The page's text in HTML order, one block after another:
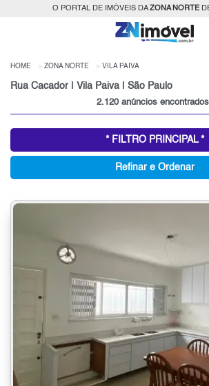
O PORTAL DE IMÓVEIS DAZONA NORTE
HOME ZONA NORTE VILA PAIVA
Rua Cacador | Vila Paiva | São Paulo
2.120 anúncios encontrados
* FILTRO PRINCIPAL *
Refinar e Ordenar